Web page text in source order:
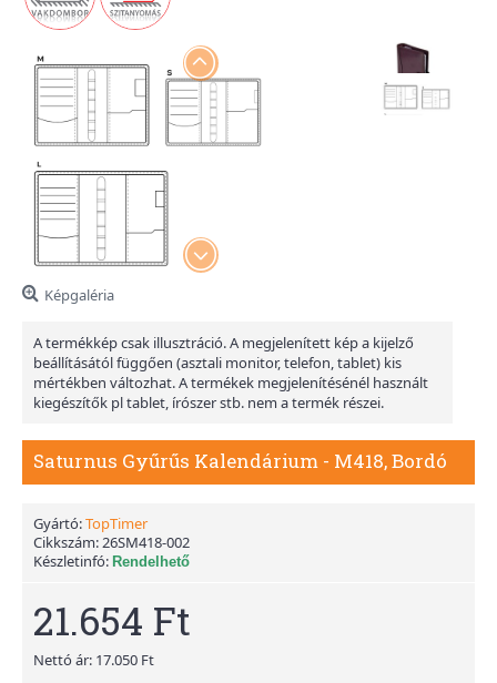
Képgaléria
A termékkép csak illusztráció. A megjelenített kép a kijelző
beállításától függően (asztali monitor, telefon, tablet) kis
mértékben változhat. A termékek megjelenítésénél használt
kiegészítők pl tablet, írószer stb. nem a termék részei.
Saturnus Gyűrűs Kalendárium - M418, Bordó
Gyártó:TopTimer
Cikkszám:26SM418-002
Készletinfó: Rendelhető
21.654 Ft
Nettó ár: 17.050 Ft